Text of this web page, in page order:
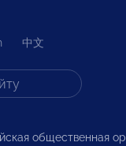
中文
общественная